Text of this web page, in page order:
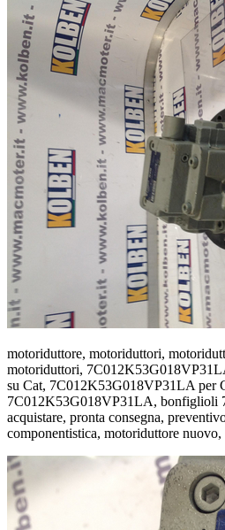
motoriduttore, motoriduttori,
motoriduttori,
su Cat, 7C012K53G018VP31LA per
7C012K53G018VP31LA, bonfiglioli
acquistare, pronta consegna,
componentistica, motoriduttore